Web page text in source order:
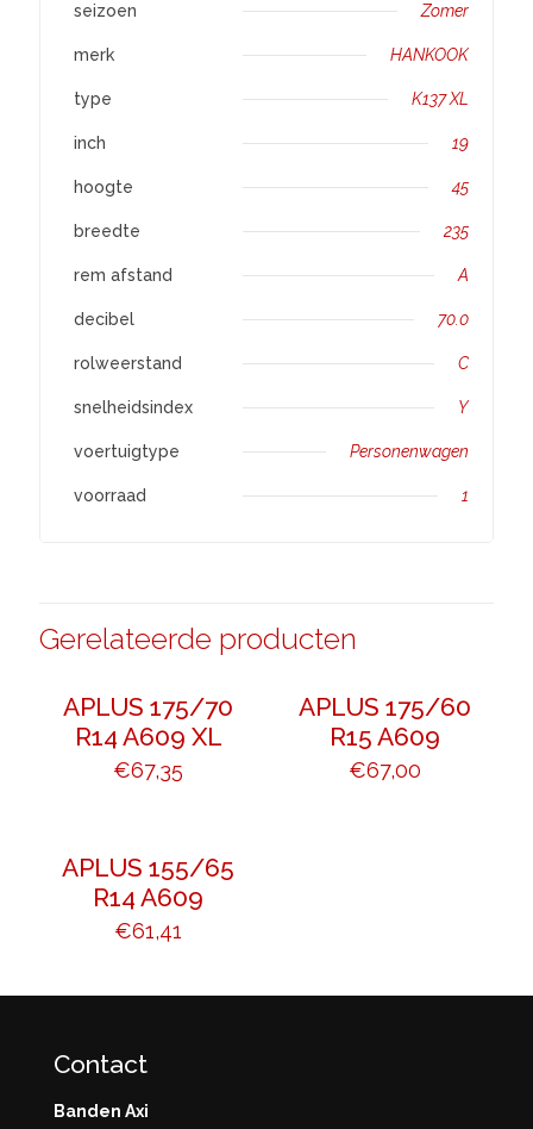
seizoen Zomer
merk HANKOOK
type K137 XL
inch 19
hoogte 45
breedte 235
rem afstand A
decibel 70.0
rolweerstand C
snelheidsindex Y
voertuigtype Personenwagen
voorraad 1
Gerelateerde producten
APLUS 175/70
R14 A609 XL
€67,35
APLUS 175/60
R15 A609
€67,00
APLUS 155/65
R14 A609
€61,41
Contact
Banden Axi